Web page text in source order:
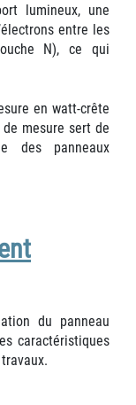
lumineux, une
entre les
N), ce qui
en watt-crête
mesure sert de
des panneaux
du panneau
caractéristiques